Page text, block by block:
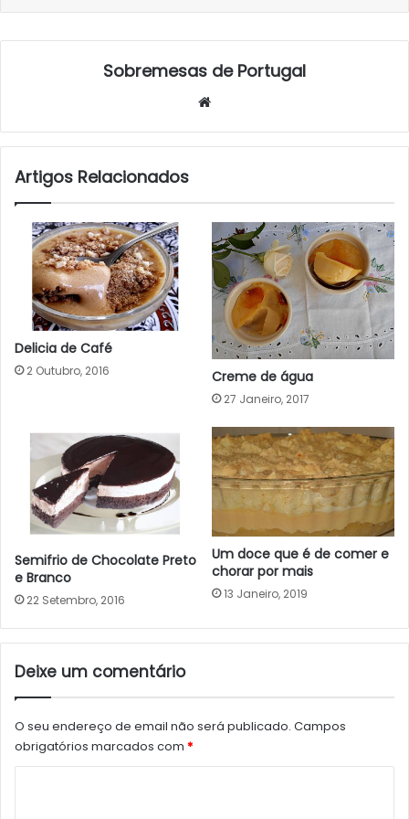
Sobremesas de Portugal
Artigos Relacionados
Delicia de Café
2 Outubro, 2016 Creme de água
27 Janeiro, 2017
Semifrio de Chocolate Preto
e Branco
22 Setembro, 2016
Um doce que é de comer e
chorar por mais
13 Janeiro, 2019
Deixe um comentário
O seu endereço de email não será publicado. Campos
obrigatórios marcados com *